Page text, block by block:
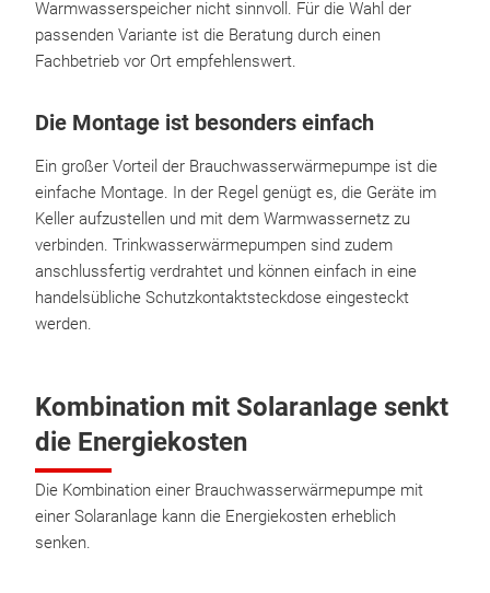
Warmwasserspeicher nicht sinnvoll. Für die Wahl der
passenden Variante ist die Beratung durch einen
Fachbetrieb vor Ort empfehlenswert.
Die Montage ist besonders einfach
Ein großer Vorteil der Brauchwasserwärmepumpe ist die
einfache Montage. In der Regel genügt es, die Geräte im
Keller aufzustellen und mit dem Warmwassernetz zu
verbinden. Trinkwasserwärmepumpen sind zudem
anschlussfertig verdrahtet und können einfach in eine
handelsübliche Schutzkontaktsteckdose eingesteckt
werden.
Kombination mit Solaranlage senkt
die Energiekosten
Die Kombination einer Brauchwasserwärmepumpe mit
einer Solaranlage kann die Energiekosten erheblich
senken.